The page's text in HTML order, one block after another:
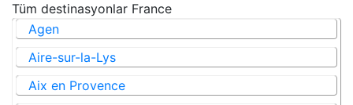
Tüm destinasyonlar France
Agen
Aire-sur-la-Lys
Aix en Provence